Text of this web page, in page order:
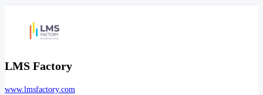
LMS Factory
www.lmsfactory.com